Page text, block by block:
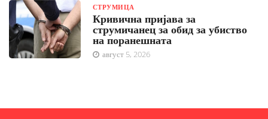
СТРУМИЦА
Кривична пријава за
струмичанец за обид за убиство
на поранешната
август 5, 2026